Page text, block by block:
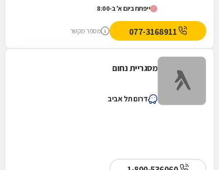
ייפתח ביום א' ב-8:00
מספר מקשר
מסגריית נחום
דרום תל אביב